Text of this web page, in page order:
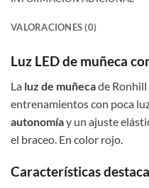
VALORACIONES (0)
Luz LED de muñeca
La luz de muñecade
entrenamientos con poca
autonomíay un ajuste
el braceo. En color rojo.
Características